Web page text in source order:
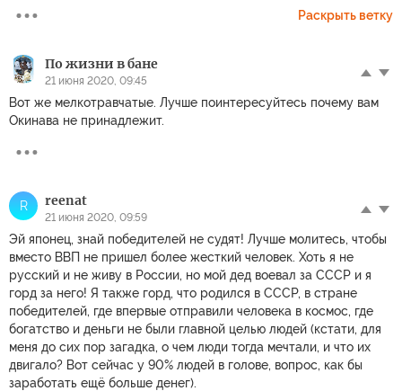
Раскрыть ветку
По жизни в бане
21 июня 2020, 09:45
Вот же мелкотравчатые. Лучше поинтересуйтесь почему вам
Окинава не принадлежит.
R reenat
21 июня 2020, 09:59
Эй японец, знай победителей не судят! Лучше молитесь, чтобы
вместо ВВП не пришел более жесткий человек. Хоть я не
русский и не живу в России, но мой дед воевал за СССР и я
горд за него! Я также горд, что родился в СССР, в стране
победителей, где впервые отправили человека в космос, где
богатство и деньги не были главной целью людей (кстати, для
меня до сих пор загадка, о чем люди тогда мечтали, и что их
двигало? Вот сейчас у 90% людей в голове, вопрос, как бы
заработать ещё больше денег).